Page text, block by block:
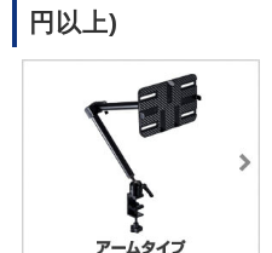
円以上)